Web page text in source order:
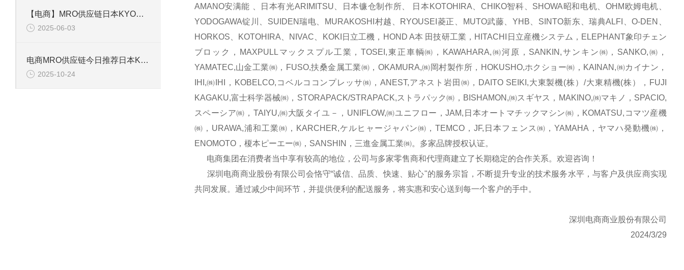
【电商】MRO供应链日本KYOWA共和 小型通用显示器WGI-400A-00E
2025-06-03
电商MRO供应链今日推荐日本KYOWA共和电业应变片KFGS-1-120-D17-11 L3M2S
2025-10-24
AMANO安满能 、日本有光ARIMITSU、日本镰仓制作所、 日本KOTOHIRA、CHIKO智科、SHOWA昭和电机、OHM欧姆电机、
YODOGAWA锭川、SUIDEN瑞电、MURAKOSHI村越、RYOUSEI菱正、MUTO武藤、YHB、SINTO新东、瑞典ALFI、O-DEN、
HORKOS、KOTOHIRA、NIVAC、KOKI日立工機，HOND A本 田技研工業，HITACHI日立産機システム，ELEPHANT象印チェン
ブロック，MAXPULLマックスプル工業，TOSEI,東正車輌㈱，KAWAHARA,㈱河原，SANKIN,サンキン㈱，SANKO,㈱，
YAMATEC,山金工業㈱，FUSO,扶桑金属工業㈱，OKAMURA,㈱岡村製作所，HOKUSHO,ホクショー㈱，KAINAN,㈱カイナン，
IHI,㈱IHI，KOBELCO,コベルココンプレッサ㈱，ANEST,アネスト岩田㈱，DAITO SEIKI,大東製機(株）/大東精機(株），FUJI
KAGAKU,富士科学器械㈱，STORAPACK/STRAPACK,ストラパック㈱，BISHAMON,㈱スギヤス，MAKINO,㈱マキノ，SPACIO,
スペーシア㈱，TAIYU,㈱大阪タイユ－，UNIFLOW,㈱ユニフロー，JAM,日本オートマチックマシン㈱，KOMATSU,コマツ産機
㈱，URAWA,浦和工業㈱，KARCHER,ケルヒャージャパン㈱，TEMCO，JF,日本フェンス㈱，YAMAHA，ヤマハ発動機㈱，
ENOMOTO，榎本ピーエー㈱，SANSHIN，三進金属工業㈱。多家品牌授权认证。
电商集团在消费者当中享有较高的地位，公司与多家零售商和代理商建立了长期稳定的合作关系。欢迎咨询！
深圳电商商业股份有限公司会恪守“诚信、品质、快速、贴心"的服务宗旨，不断提升专业的技术服务水平，与客户及供应商实现
共同发展。通过减少中间环节，并提供便利的配送服务，将实惠和安心送到每一个客户的手中。
深圳电商商业股份有限公司
2024/3/29